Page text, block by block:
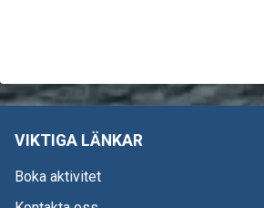
VIKTIGA LÄNKAR
Boka aktivitet